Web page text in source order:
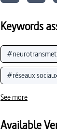
Keywords
#réseaux
#logiciels audio/
#comportement
See more
Available